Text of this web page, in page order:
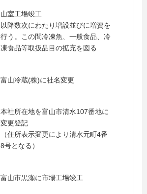
山室工場竣工
以降数次にわたり増設並びに増資を
行う。この間冷凍魚、一般食品、冷
凍食品等取扱品目の拡充を図る
富山冷蔵(株)に社名変更
本社所在地を富山市清水107番地に
変更登記
（住所表示変更により清水元町4番
8号となる）
富山市黒瀬に市場工場竣工